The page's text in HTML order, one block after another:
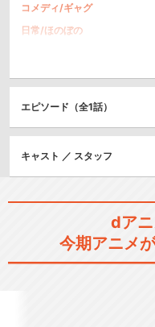
コメディ/ギャグ
日常/ほのぼの
エピソード（全1話）
キャスト ／ スタッフ
dア
今期アニメ